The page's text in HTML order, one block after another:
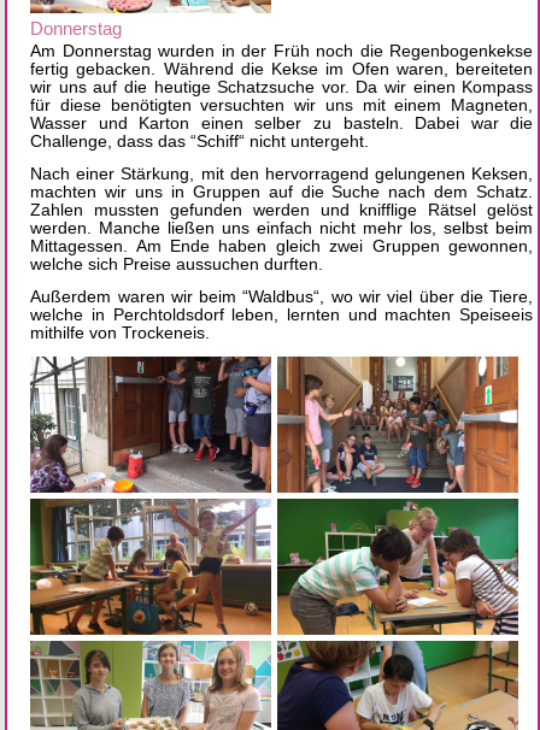
Donnerstag
Am Donnerstag wurden in der Früh noch die Regenbogenkekse
fertig gebacken. Während die Kekse im Ofen waren, bereiteten
wir uns auf die heutige Schatzsuche vor. Da wir einen Kompass
für diese benötigten versuchten wir uns mit einem Magneten,
Wasser und Karton einen selber zu basteln. Dabei war die
Challenge, dass das “Schiff“ nicht untergeht.
Nach einer Stärkung, mit den hervorragend gelungenen Keksen,
machten wir uns in Gruppen auf die Suche nach dem Schatz.
Zahlen mussten gefunden werden und knifflige Rätsel gelöst
werden. Manche ließen uns einfach nicht mehr los, selbst beim
Mittagessen. Am Ende haben gleich zwei Gruppen gewonnen,
welche sich Preise aussuchen durften.
Außerdem waren wir beim “Waldbus“, wo wir viel über die Tiere,
welche in Perchtoldsdorf leben, lernten und machten Speiseeis
mithilfe von Trockeneis.